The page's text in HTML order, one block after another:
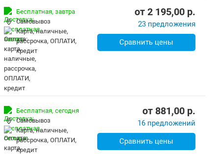
Бесплатная, завтра
Самовывоз
карта, наличные,
рассрочка, ОПЛАТИ,
кредит
от 2 195,00 p.
23 предложения
Сравнить цены
Бесплатная, сегодня
Самовывоз
карта, наличные,
рассрочка, ОПЛАТИ,
кредит
от 881,00 p.
16 предложений
Сравнить цены